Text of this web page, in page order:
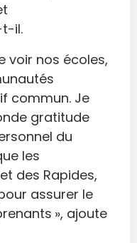
t-il.
voir nos écoles,
commun. Je
gratitude
du
les
des Rapides,
assurer le
», ajoute